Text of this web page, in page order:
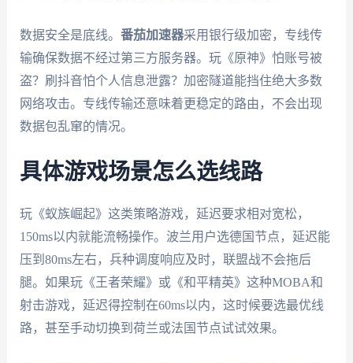
数据安全是底线。 番茄加速器采用银行级加密，专线传
输确保数据不经过第三方服务器。玩《原神》怕账号被
盗？刷抖音怕个人信息泄露？加密隧道能挡住绝大多数
网络攻击。专线传输还意味着更稳定的路由，不会出现
数据包乱窜的情况。
具体游戏场景怎么选线路
玩《蚁族崛起》这类策略游戏，延迟要求相对宽松，
150ms以内就能流畅操作。波兰用户选德国节点，延迟能
压到80ms左右，兵种调度响应及时，联盟战不会拖后
腿。如果玩《王者荣耀》或《和平精英》这种MOBA和
射击游戏，延迟得控制在60ms以内，这时候要选最优线
路，甚至手动切换到荷兰或法国节点试试效果。